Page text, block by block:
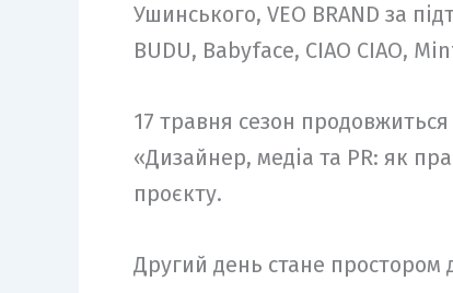
Ушинського, VEO BRAND за
BUDU, Babyface, CIAO CIAO,
17 травня сезон
«Дизайнер, медіа та PR: як
проєкту.
Другий день стане простором